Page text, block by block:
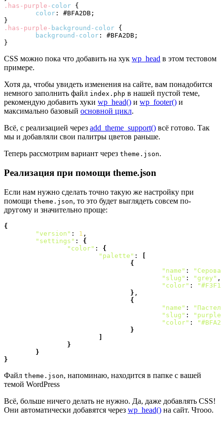
.has-purple- color {
color : #BFA2DB ;
}
.has-purple- background-color {
background-color : #BFA2DB ;
}
CSS можно пока что добавить на хук wp_head в этом тестовом
примере.
Хотя да, чтобы увидеть изменения на сайте, вам понадобится
немного заполнить файл index.php в нашей пустой теме,
рекомендую добавить хуки wp_head() и wp_footer() и
максимально базовый основной цикл.
Всё, с реализацией через add_theme_support() всё готово. Так
мы и добавляли свои палитры цветов раньше.
Теперь рассмотрим вариант через theme.json.
Реализация при помощи theme.json
Если нам нужно сделать точно такую же настройку при
помощи theme.json, то это будет выглядеть совсем по-
другому и значительно проще:
{
"version" : 1 ,
"settings" : {
"color" : {
"palette" :
[
{
"name" :
"slug" : "grey" ,
"color" :
} ,
{
"name" :
"slug" :
"color" :
}
]
}
}
}
Файл theme.json, напоминаю, находится в папке с вашей
темой WordPress
Всё, больше ничего делать не нужно. Да, даже добавлять CSS!
Они автоматически добавятся через wp_head() на сайт. Чтооо.